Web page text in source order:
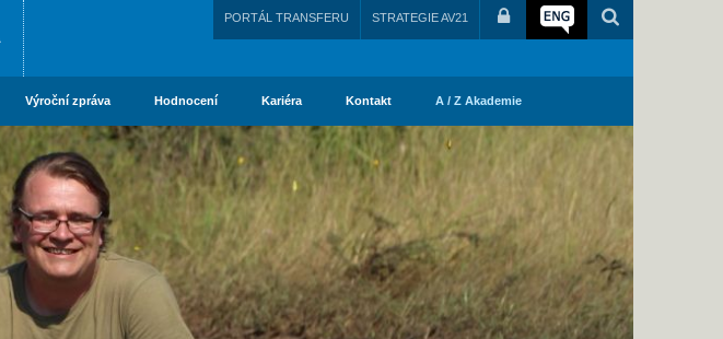
PORTÁL TRANSFERU STRATEGIE AV21
Výroční zpráva Hodnocení Kariéra Kontakt A / Z Akademie